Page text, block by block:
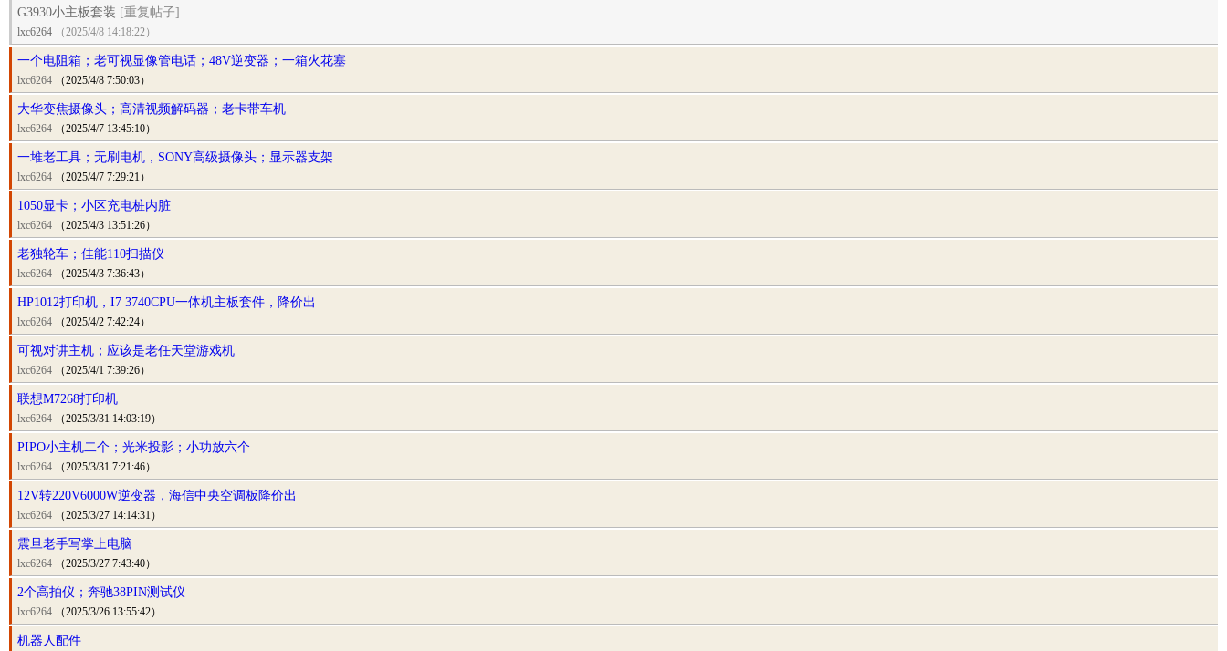
G3930小主板套装 [重复帖子]
lxc6264 （2025/4/8 14:18:22）
一个电阻箱；老可视显像管电话；48V逆变器；一箱火花塞
lxc6264 （2025/4/8 7:50:03）
大华变焦摄像头；高清视频解码器；老卡带车机
lxc6264 （2025/4/7 13:45:10）
一堆老工具；无刷电机，SONY高级摄像头；显示器支架
lxc6264 （2025/4/7 7:29:21）
1050显卡；小区充电桩内脏
lxc6264 （2025/4/3 13:51:26）
老独轮车；佳能110扫描仪
lxc6264 （2025/4/3 7:36:43）
HP1012打印机，I7 3740CPU一体机主板套件，降价出
lxc6264 （2025/4/2 7:42:24）
可视对讲主机；应该是老任天堂游戏机
lxc6264 （2025/4/1 7:39:26）
联想M7268打印机
lxc6264 （2025/3/31 14:03:19）
PIPO小主机二个；光米投影；小功放六个
lxc6264 （2025/3/31 7:21:46）
12V转220V6000W逆变器，海信中央空调板降价出
lxc6264 （2025/3/27 14:14:31）
震旦老手写掌上电脑
lxc6264 （2025/3/27 7:43:40）
2个高拍仪；奔驰38PIN测试仪
lxc6264 （2025/3/26 13:55:42）
机器人配件